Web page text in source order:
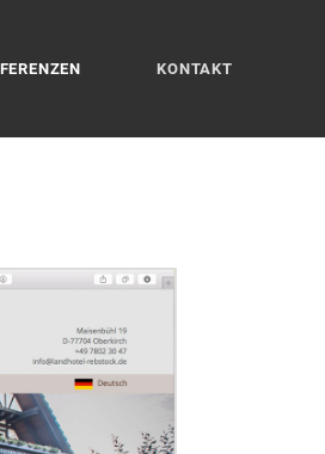
KONTAKT